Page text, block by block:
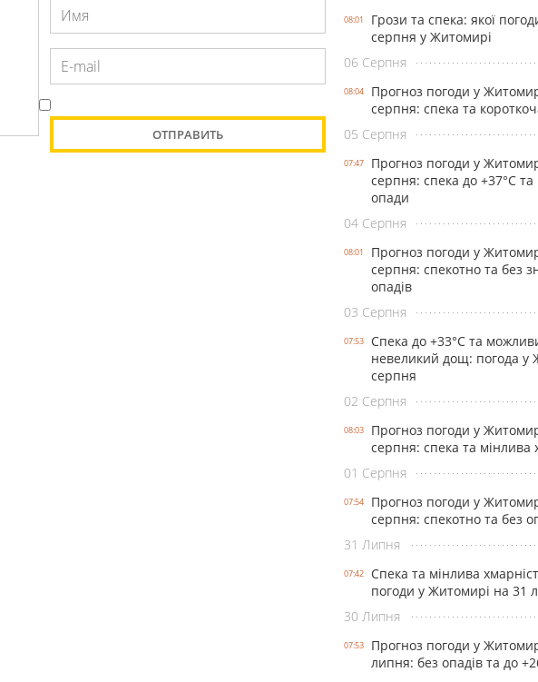
08:01
Грози та спека: якої
серпня у Житомирі
06 Серпня
08:04
Прогноз погоди у
серпня: спека та
05 Серпня
07:47
Прогноз погоди у
серпня: спека до +37°С та
опади
04 Серпня
08:01
Прогноз погоди у
серпня: спекотно та без
опадів
03 Серпня
07:53
Спека до +33°С та
невеликий дощ: погода у
серпня
02 Серпня
08:03
Прогноз погоди у
серпня: спека та мінлива
01 Серпня
07:54
Прогноз погоди у
серпня: спекотно та без
31 Липня
07:42
Спека та мінлива
погоди у Житомирі на 31
30 Липня
07:53
Прогноз погоди у
липня: без опадів та до